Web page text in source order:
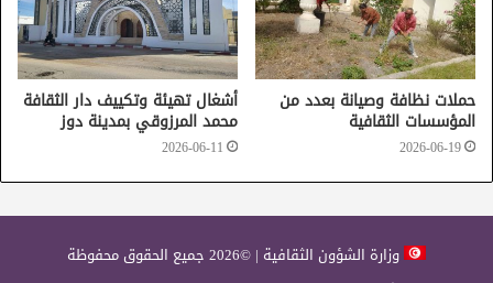
حملات نظافة وصيانة بعدد من
المؤسسات الثقافية
2026-06-19
أشغال تهيئة وتكييف دار الثقافة
محمد المرزوقي بمدينة دوز
2026-06-11
وزارة الشؤون الثقافية | ©2026 جميع الحقوق محفوظة